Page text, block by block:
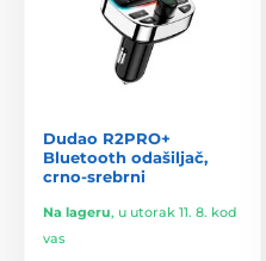
Dudao R2PRO+
Bluetooth odašiljač,
crno-srebrni
Na lageru, u utorak 11. 8. kod
vas